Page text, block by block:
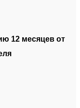
12 месяцев от